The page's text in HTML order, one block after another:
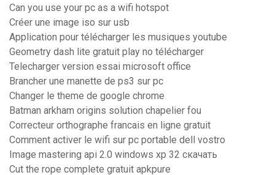
Can you use your pc as a wifi hotspot
Créer une image iso sur usb
Application pour télécharger les musiques youtube
Geometry dash lite gratuit play no télécharger
Telecharger version essai microsoft office
Brancher une manette de ps3 sur pc
Changer le theme de google chrome
Batman arkham origins solution chapelier fou
Correcteur orthographe francais en ligne gratuit
Comment activer le wifi sur pc portable dell vostro
Image mastering api 2.0 windows xp 32 скачать
Cut the rope complete gratuit apkpure